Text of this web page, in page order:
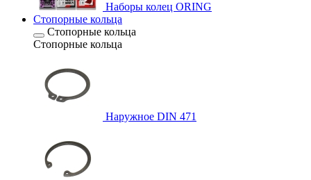
Наборы колец ORING
Стопорные кольца
Стопорные кольца
Стопорные кольца
Наружное DIN 471